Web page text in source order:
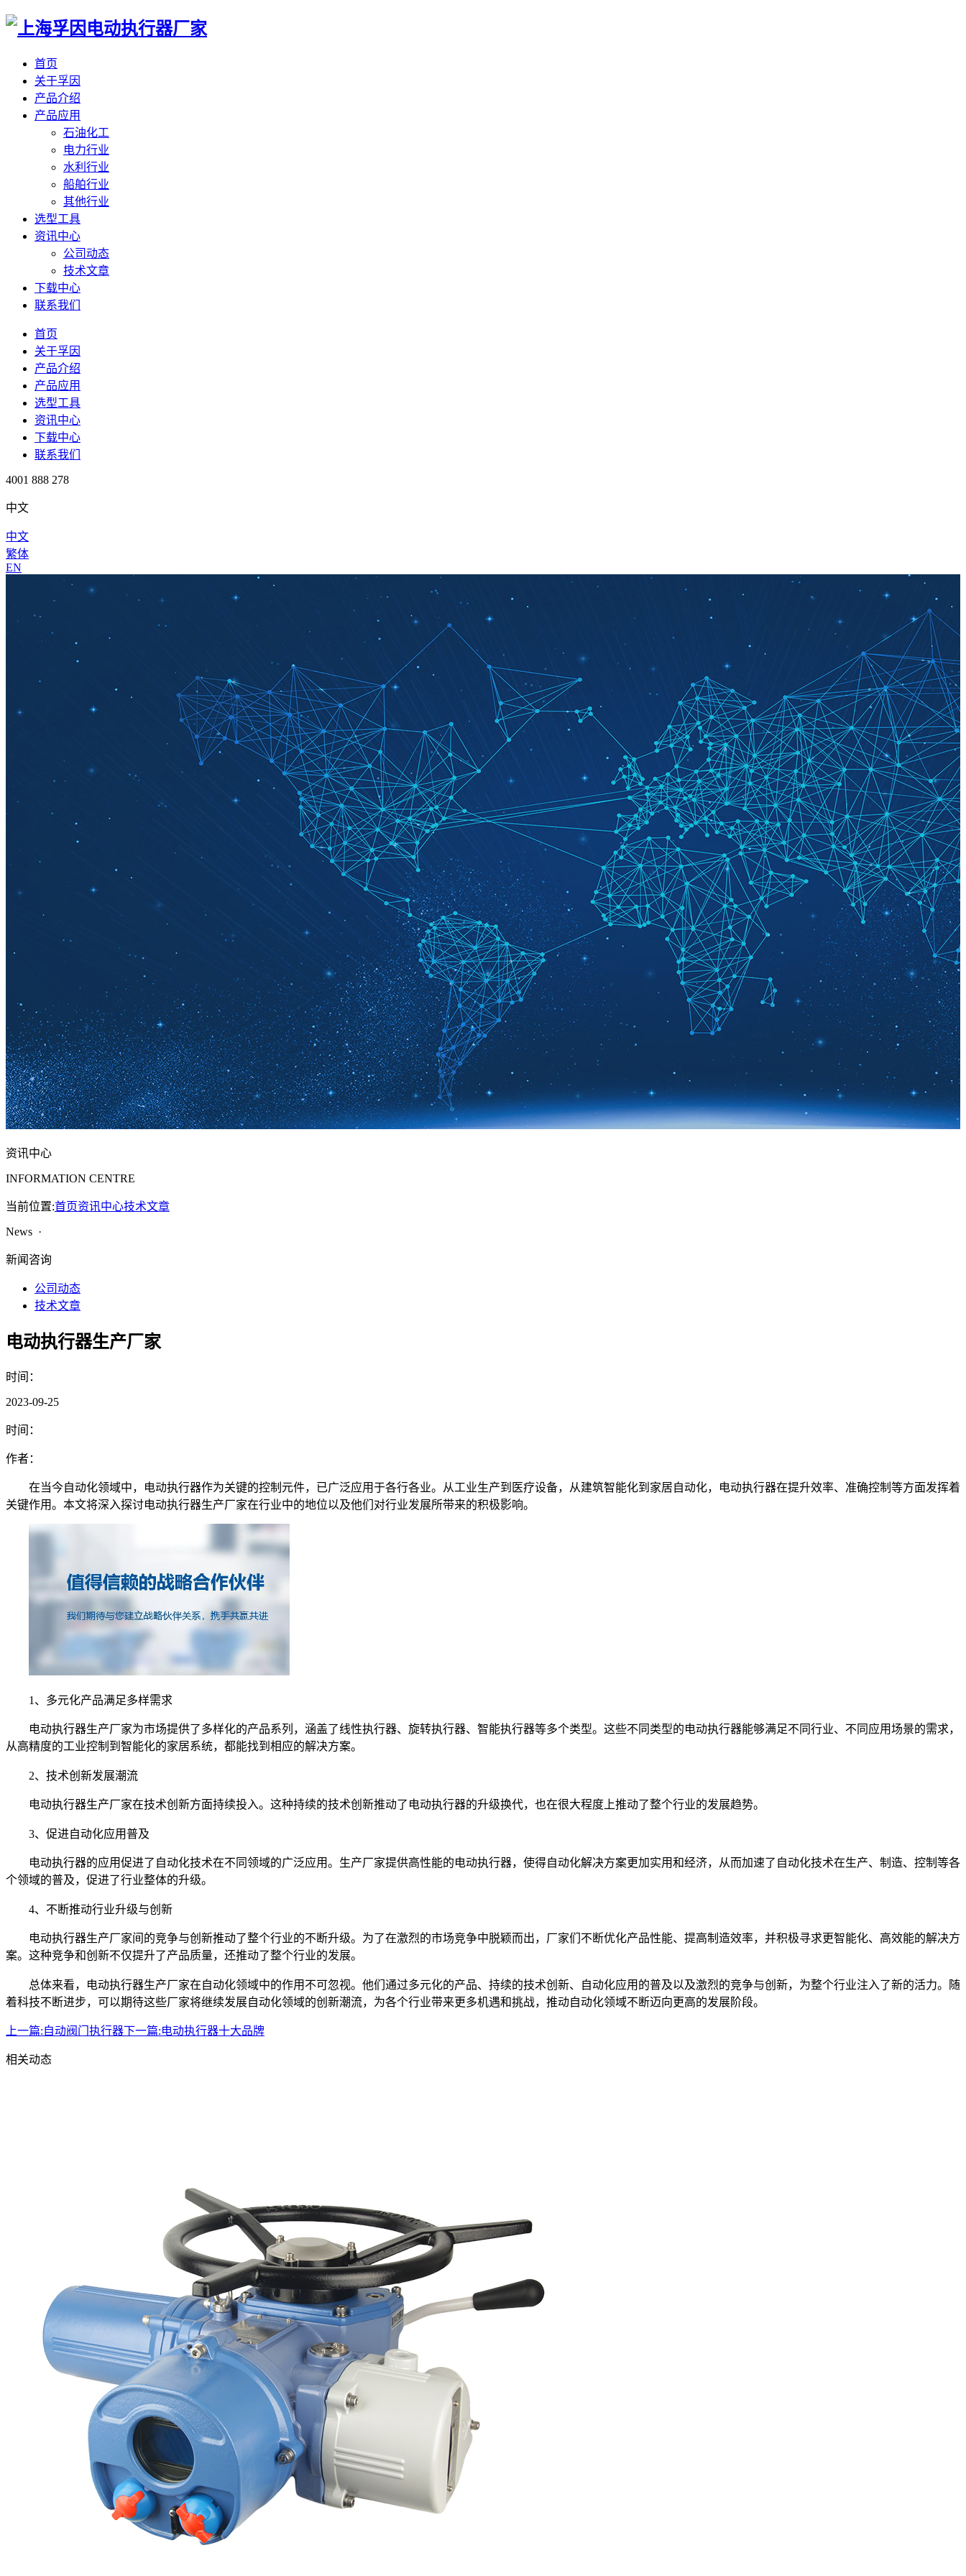
首页
关于孚因
产品介绍
产品应用
石油化工
电力行业
水利行业
船舶行业
其他行业
选型工具
资讯中心
公司动态
技术文章
下载中心
联系我们
首页
关于孚因
产品介绍
产品应用
选型工具
资讯中心
下载中心
联系我们
4001 888 278
中文
中文
繁体
EN
资讯中心
INFORMATION CENTRE
当前位置:首页资讯中心技术文章
News ·
新闻咨询
公司动态
技术文章
电动执行器生产厂家
时间：
2023-09-25
时间：
作者：
在当今自动化领域中，电动执行器作为关键的控制元件，已广泛应用于各行各业。从工业生产到医疗设备，从建筑智能化到家居自动化，电动执行器在提升效率、准确控制等方面发挥着
关键作用。本文将深入探讨电动执行器生产厂家在行业中的地位以及他们对行业发展所带来的积极影响。
1、多元化产品满足多样需求
电动执行器生产厂家为市场提供了多样化的产品系列，涵盖了线性执行器、旋转执行器、智能执行器等多个类型。这些不同类型的电动执行器能够满足不同行业、不同应用场景的需求，
从高精度的工业控制到智能化的家居系统，都能找到相应的解决方案。
2、技术创新发展潮流
电动执行器生产厂家在技术创新方面持续投入。这种持续的技术创新推动了电动执行器的升级换代，也在很大程度上推动了整个行业的发展趋势。
3、促进自动化应用普及
电动执行器的应用促进了自动化技术在不同领域的广泛应用。生产厂家提供高性能的电动执行器，使得自动化解决方案更加实用和经济，从而加速了自动化技术在生产、制造、控制等各
个领域的普及，促进了行业整体的升级。
4、不断推动行业升级与创新
电动执行器生产厂家间的竞争与创新推动了整个行业的不断升级。为了在激烈的市场竞争中脱颖而出，厂家们不断优化产品性能、提高制造效率，并积极寻求更智能化、高效能的解决方
案。这种竞争和创新不仅提升了产品质量，还推动了整个行业的发展。
总体来看，电动执行器生产厂家在自动化领域中的作用不可忽视。他们通过多元化的产品、持续的技术创新、自动化应用的普及以及激烈的竞争与创新，为整个行业注入了新的活力。随
着科技不断进步，可以期待这些厂家将继续发展自动化领域的创新潮流，为各个行业带来更多机遇和挑战，推动自动化领域不断迈向更高的发展阶段。
上一篇:自动阀门执行器下一篇:电动执行器十大品牌
相关动态